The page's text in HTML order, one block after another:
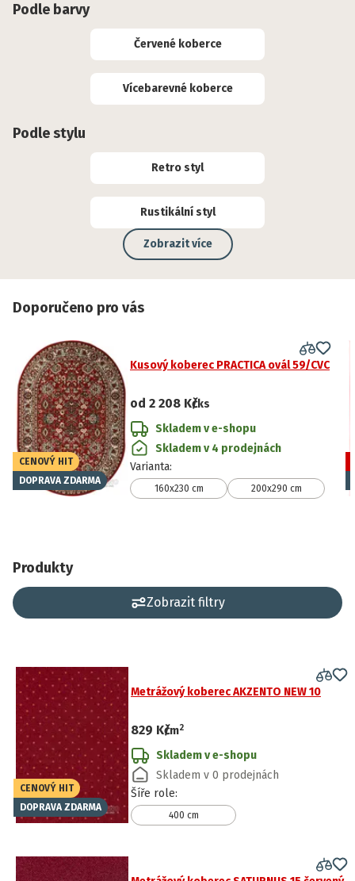
Podle barvy
Červené koberce
Vícebarevné koberce
Podle stylu
Retro styl
Rustikální styl
Zobrazit více
Doporučeno pro vás
CENOVÝ HIT
DOPRAVA ZDARMA
Kusový koberec PRACTICA ovál 59/CVC
od 2 208 Kč/ks
Skladem v e-shopu
Skladem v 4 prodejnách
Varianta:
160x230 cm 200x290 cm
Produkty
Zobrazit filtry
CENOVÝ HIT
DOPRAVA ZDARMA
Metrážový koberec AKZENTO NEW 10
829 Kč
/m2
Skladem v e-shopu
Skladem v 0 prodejnách
Šíře role:
400 cm